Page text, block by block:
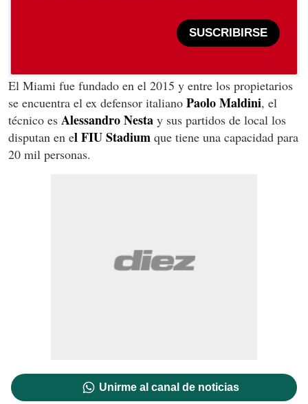
SUSCRIBIRSE
El Miami fue fundado en el 2015 y entre los propietarios
se encuentra el ex defensor italiano Paolo Maldini, el
técnico es Alessandro Nesta y sus partidos de local los
disputan en el FIU Stadium que tiene una capacidad para
20 mil personas.
Unirme al canal de noticias